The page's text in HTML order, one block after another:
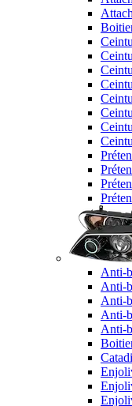
Anti-
Anti-
Anti-
Anti-
Anti-